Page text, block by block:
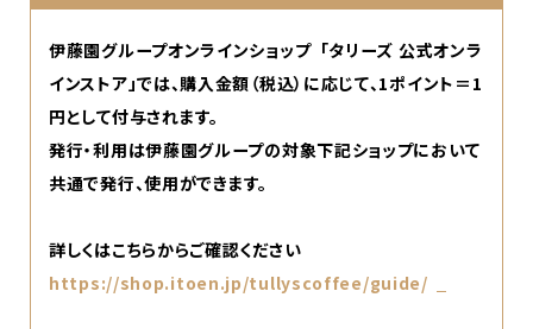
伊藤園グループオンラインショップ 「タリーズ 公式オンラ
インストア」では、購入金額（税込）に応じて、1ポイント＝1
円として付与されます。
発行・利用は伊藤園グループの対象下記ショップにおいて
共通で発行、使用ができます。
詳しくはこちらからご確認ください
https://shop.itoen.jp/tullyscoffee/guide/